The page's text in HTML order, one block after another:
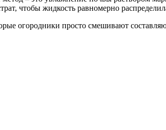
чтобы жидкость равномерно
огородники просто смешивают